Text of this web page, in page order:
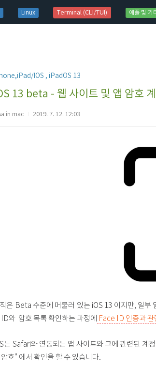
Linux Terminal (CLI/TUI) 애플 및 기
IOS , iPadOS 13
13 beta - 웹 사이트 및 앱 암호
in mac 2019. 7. 12. 12:03
은 Beta 수준에 머물러 있는 iOS 13 이지만, 일부
ID와 암호 목록 확인하는 과정에
Face ID 인증과 관
는 Safari와 연동되는 앱 사이트와 그에 관련된 계
호" 에서 확인을 할 수 있습니다.